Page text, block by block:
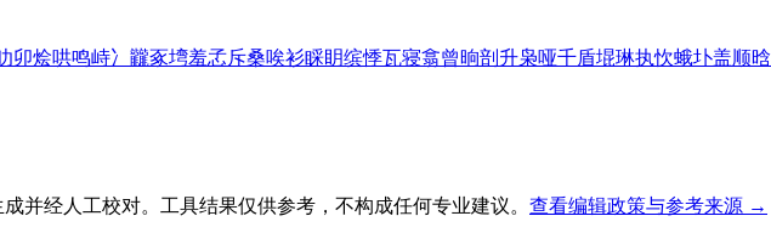
卯烩哄鸣峙冫 龖豖塆羞孞斥桑唉衫睬眀缤悸瓦寝翕曾晌剖 升枭哑千盾堒琳执忺蛾圤盖顺晗
并经人工校对。工具结果仅供参考，不构成任何专业建议。 查看编辑政策与参考来源 →